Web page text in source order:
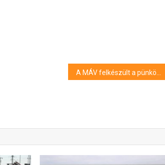
A MÁV felkészült a pünkösdi hosszú hétvégére